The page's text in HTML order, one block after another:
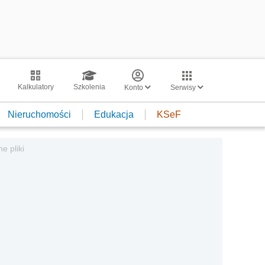
Kalkulatory Szkolenia Konto Serwisy
Nieruchomości Edukacja KSeF
pliki